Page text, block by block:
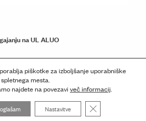
na UL ALUO
piškotke za izboljšanje uporabniške
mesta.
najdete na povezavi več informacij.
Nastavitve Close GDPR